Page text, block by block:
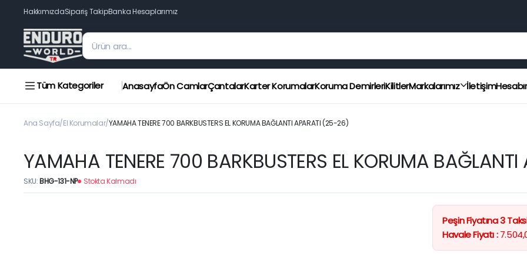
HakkımızdaSipariş TakipBanka Hesaplarımız
Tüm Kategoriler AnasayfaÖn CamlarÇantalarKarter KorumalarKoruma DemirleriKilitlerMarkalarımız İletişim
Ana Sayfa El Korumalar YAMAHA TENERE 700 BARKBUSTERS EL KORUMA BAĞLANTI APARATI (25-26)
YAMAHA TENERE 700 BARKBUSTERS EL KORUMA
SKU:BHG-131-NP Stokta Kalmadı
Peşin Fiyatına 3
Havale Fiyatı :